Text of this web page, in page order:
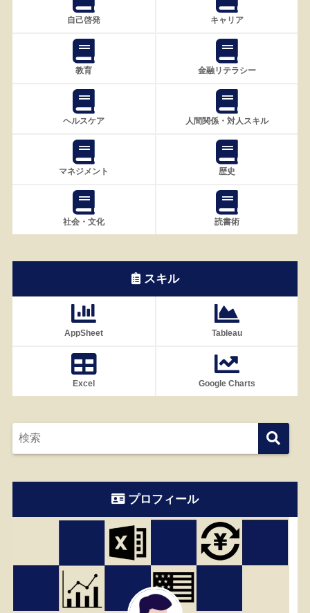
自己啓発 キャリア
教育 金融リテラシー
ヘルスケア 人間関係・対人スキル
マネジメント 歴史
社会・文化 読書術
スキル
AppSheet Tableau
Excel Google Charts
プロフィール